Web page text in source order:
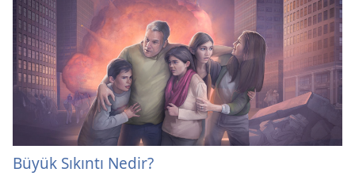
Büyük Sıkıntı Nedir?